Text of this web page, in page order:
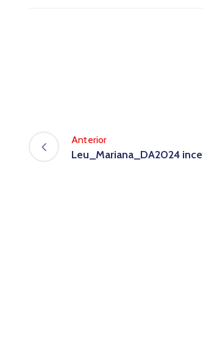
Anterior
Leu_Mariana_DA2024